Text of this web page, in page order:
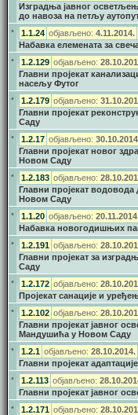
Изградња јавног
до навоза на петљу
•
1.1.24 објављено: 4.11.2014.
Набавка елемената за
•
1.2.129 објављено:
Главни пројекат
насељу Футог
•
1.2.179 објављено:
Главни пројекат
Саду
•
1.2.17 објављено:
Главни пројекат новог
Новом Саду
•
1.2.183 објављено:
Главни пројекат
Новом Саду
•
1.1.20 објављено:
Набавка новогодишњих
•
1.2.191 објављено:
Главни пројекат за
Саду
•
1.2.172 објављено:
Пројекат санације и
•
1.2.102 објављено:
Главни пројекат јавног
Мандушића у Новом Саду
•
1.2.1 објављено: 28.10.2014.
Главни пројекат
•
1.2.113 објављено:
Главни пројекат јавног
•
1.2.171 објављено: